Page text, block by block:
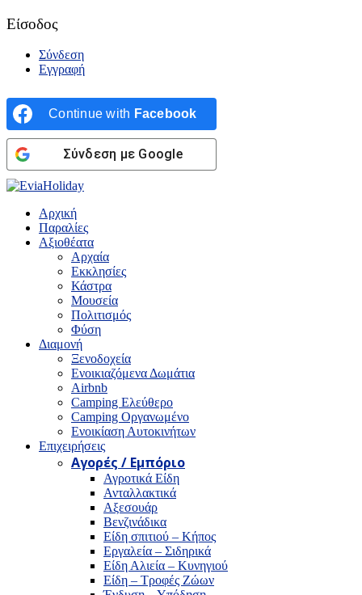
Είσοδος
Σύνδεση
Εγγραφή
Continue with Facebook
Σύνδεση με Google
Αρχική
Παραλίες
Αξιοθέατα
Αρχαία
Εκκλησίες
Κάστρα
Μουσεία
Πολιτισμός
Φύση
Διαμονή
Ξενοδοχεία
Ενοικιαζόμενα Δωμάτια
Airbnb
Camping Ελεύθερο
Camping Οργανωμένο
Ενοικίαση Αυτοκινήτων
Επιχειρήσεις
Αγορές / Εμπόριο
Αγροτικά Είδη
Ανταλλακτικά
Αξεσουάρ
Βενζινάδικα
Είδη σπιτιού – Κήπος
Εργαλεία – Σιδηρικά
Είδη Αλιεία – Κυνηγιού
Είδη – Τροφές Ζώων